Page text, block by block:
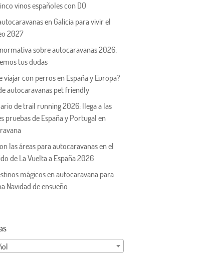
vinos españoles con DO
en Galicia para vivir el
2027
sobre autocaravanas 2026:
tus dudas
viajar con perros en España y Europa?
autocaravanas pet friendly
de trail running 2026: llega a las
pruebas de España y Portugal en
las áreas para autocaravanas en el
de La Vuelta a España 2026
mágicos en autocaravana para
Navidad de ensueño